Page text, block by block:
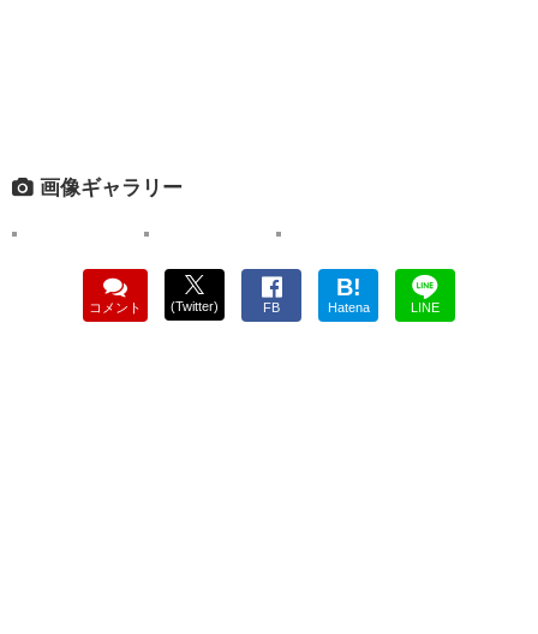
画像ギャラリー
コメント (Twitter) FB
B!
Hatena LINE